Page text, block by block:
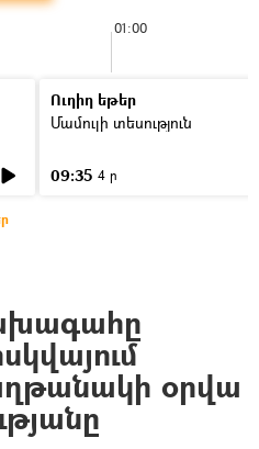
01:00
Ուղիղ եթեր
Մամուլի տեսություն
09:35 4 ր
օրվա